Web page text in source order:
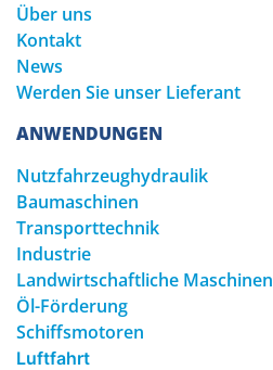
Über uns
Kontakt
News
Werden Sie unser Lieferant
ANWENDUNGEN
Nutzfahrzeughydraulik
Baumaschinen
Transporttechnik
Industrie
Landwirtschaftliche Maschinen
Öl-Förderung
Schiffsmotoren
Luftfahrt